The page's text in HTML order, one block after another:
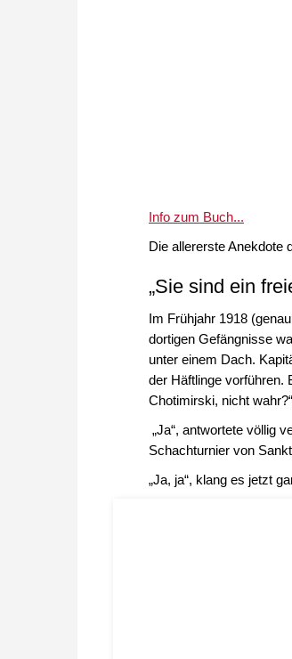
Info zum Buch...
Die allererste Anekdote
„Sie sind ein
Im Frühjahr 1918
dortigen Gefängnisse
unter einem Dach.
der Häftlinge vorführen.
Chotimirski, nicht wahr?“
„Ja“, antwortete völlig
Schachturnier von
„Ja, ja“, klang es jetzt